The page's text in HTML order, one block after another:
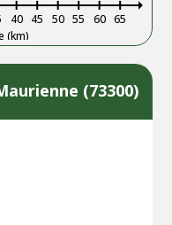
(km)
40 45 50 55 60 65
(73300)